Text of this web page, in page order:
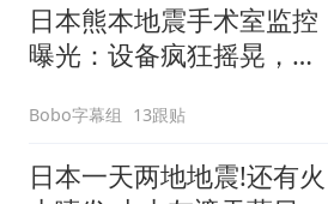
日本熊本地震手术室监控
曝光：设备疯狂摇晃，医
Bobo字幕组 13跟贴
日本一天两地地震!还有火